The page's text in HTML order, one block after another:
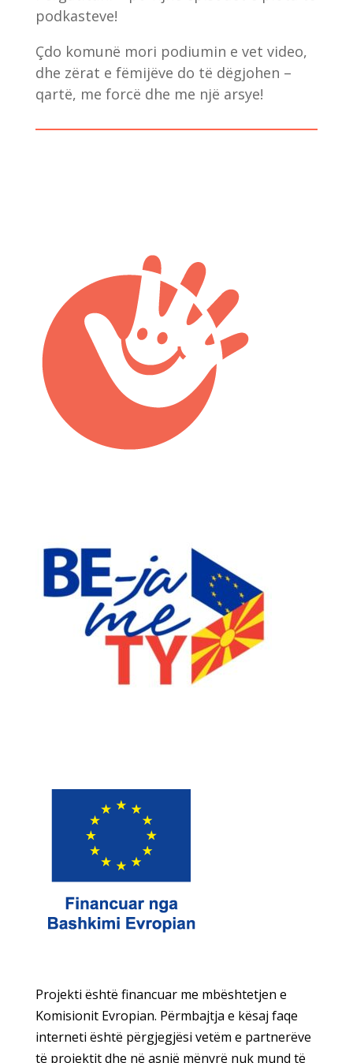
podkasteve!
Çdo komunë mori podiumin e vet video,
dhe zërat e fëmijëve do të dëgjohen –
qartë, me forcë dhe me një arsye!
Projekti është financuar me mbështetjen e
Komisionit Evropian. Përmbajtja e kësaj faqe
interneti është përgjegjësi vetëm e partnerëve
të projektit dhe në asnjë mënyrë nuk mund të